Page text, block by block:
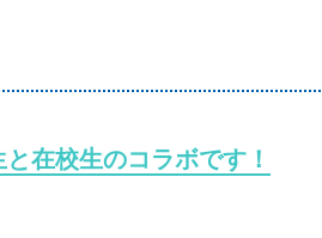
在校生のコラボです！